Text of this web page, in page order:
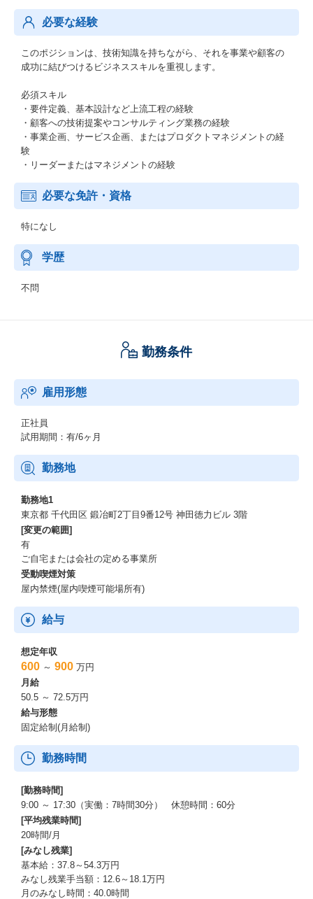
必要な経験
このポジションは、技術知識を持ちながら、それを事業や顧客の
成功に結びつけるビジネススキルを重視します。
必須スキル
・要件定義、基本設計など上流工程の経験
・顧客への技術提案やコンサルティング業務の経験
・事業企画、サービス企画、またはプロダクトマネジメントの経
験
・リーダーまたはマネジメントの経験
必要な免許・資格
特になし
学歴
不問
勤務条件
雇用形態
正社員
試用期間：有/6ヶ月
勤務地
勤務地1
東京都 千代田区 鍛冶町2丁目9番12号 神田徳力ビル 3階
[変更の範囲]
有
ご自宅または会社の定める事業所
受動喫煙対策
屋内禁煙(屋内喫煙可能場所有)
給与
想定年収
600 ～ 900 万円
月給
50.5 ～ 72.5万円
給与形態
固定給制(月給制)
勤務時間
[勤務時間]
9:00 ～ 17:30（実働：7時間30分） 休憩時間：60分
[平均残業時間]
20時間/月
[みなし残業]
基本給：37.8～54.3万円
みなし残業手当額：12.6～18.1万円
月のみなし時間：40.0時間